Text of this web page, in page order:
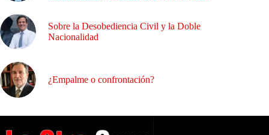
Sobre la Desobediencia Civil y la Doble
Nacionalidad
¿Empalme o confrontación?